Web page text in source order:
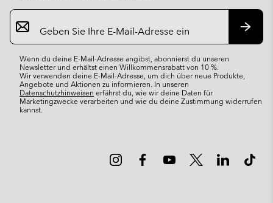
Newsletter-
Anmeldung
Wenn du deine E-Mail-Adresse angibst, abonnierst du unseren
Newsletter und erhältst einen Willkommensrabatt von 10 %.
Wir verwenden deine E-Mail-Adresse, um dich über neue Produkte,
Angebote und Aktionen zu informieren. In unseren
Datenschutzhinweisen erfährst du, wie wir deine Daten für
Marketingzwecke verarbeiten und wie du deine Zustimmung widerrufen
kannst.